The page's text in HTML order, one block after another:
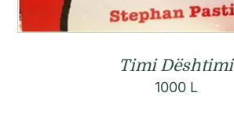
Timi Dështimi
1000 L